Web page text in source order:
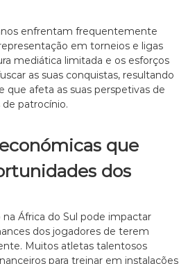
enfrentam frequentemente
em torneios e ligas
mediática limitada e os esforços
as suas conquistas, resultando
que afeta as suas perspetivas de
patrocínio.
que
dos
África do Sul pode impactar
dos jogadores de terem
Muitos atletas talentosos
para treinar em instalações